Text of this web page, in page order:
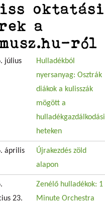
oktatási
a
ról
július
Hulladékból
nyersanyag: Osztrák
diákok a kulisszák
mögött a
hulladékgazdálkodási
heteken
április
Újrakezdés zöld
alapon
23.
Zenélő hulladékok: 1
Minute Orchestra